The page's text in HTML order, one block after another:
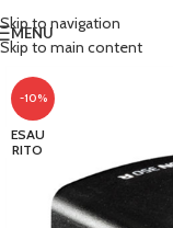
Skip to navigation
Skip to main content
MENU
-10%
ESAU
RITO